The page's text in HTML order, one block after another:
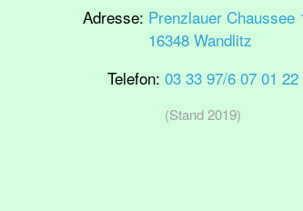
Adresse: Prenzlauer Chaussee
16348 Wandlitz
Telefon: 03 33 97/6 07 01 22
(Stand 2019)